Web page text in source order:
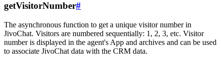
getVisitorNumber#
The asynchronous function to get a unique visitor number in
JivoChat. Visitors are numbered sequentially: 1, 2, 3, etc. Visitor
number is displayed in the agent's App and archives and can be used
to associate JivoChat data with the CRM data.